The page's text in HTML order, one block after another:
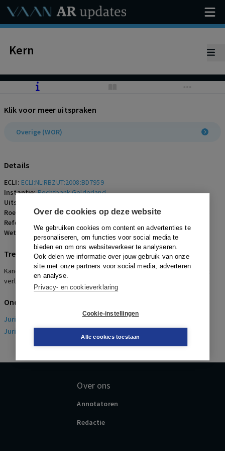
Over de cookies op deze website
We gebruiken cookies om content en advertenties te
personaliseren, om functies voor social media te
bieden en om ons websiteverkeer te analyseren.
Ook delen we informatie over jouw gebruik van onze
site met onze partners voor social media, adverteren
en analyse.
Privacy- en cookieverklaring
Cookie-instellingen
Alle cookies toestaan
Kern
Klik voor meer uitspraken
Overige (WOR)
Details
ECLI: ECLI:NL:RBZUT:2008:BD7959
Instantie:Rechtbank Gelderland
Uitspraakdatum:
Roepnaam:ECLI:NL:RBZUT:2008:BD7959
Referentienummer:
Wetsartikelen:36 lid 3 WOR
Trefwoorden
Kandidaatstelling OR, Ontvankelijkheid verzoeker, Instemming met
verlening termijn van 30 dagen na bemiddeling bedrijfscommissie
Onderwerpen
Juridisch
> Arbeidsrecht
Juridisch
Over ons
Annotatoren
Redactie